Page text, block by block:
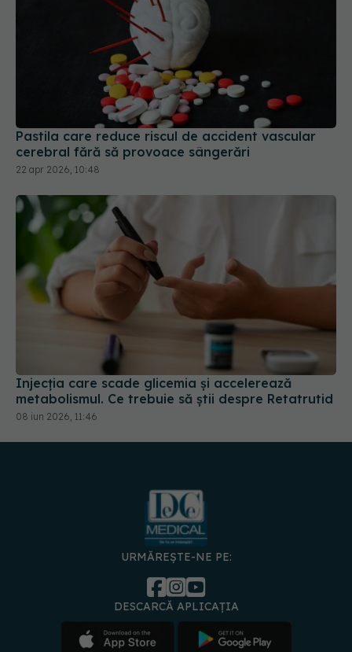
Pastila care reduce riscul de accident vascular
cerebral fără să provoace sângerări
22 apr 2026, 10:48
Injecția care scade glicemia și accelerează
metabolismul. Ce trebuie să știi despre Retatrutid
08 iun 2026, 11:46
URMĂREȘTE-NE PE:
DESCARCĂ APLICAȚIA